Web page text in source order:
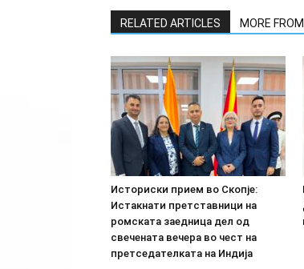
RELATED ARTICLES MORE
Историски прием во Скопје:
Истакнати претставници на
ромската заедница дел од
свечената вечера во чест на
претседателката на Индија